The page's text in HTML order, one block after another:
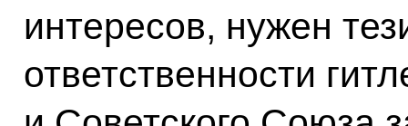
интересов, нужен
ответственности